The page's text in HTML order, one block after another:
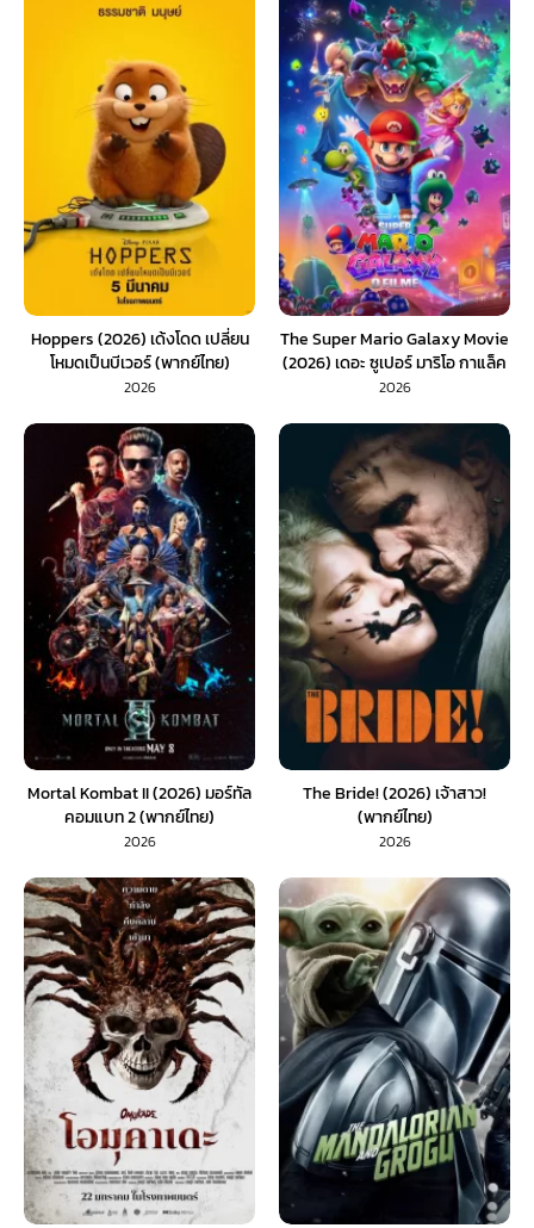
Hoppers (2026) เด้งโดด เปลี่ยน
โหมดเป็นบีเวอร์ (พากย์ไทย)
2026
The Super Mario Galaxy Movie
(2026) เดอะ ซูเปอร์ มาริโอ กาแล็ค
ซี่ มูฟวี่ (พากย์ไทย)
2026
Mortal Kombat II (2026) มอร์ทัล
คอมแบท 2 (พากย์ไทย)
2026
The Bride! (2026) เจ้าสาว!
(พากย์ไทย)
2026